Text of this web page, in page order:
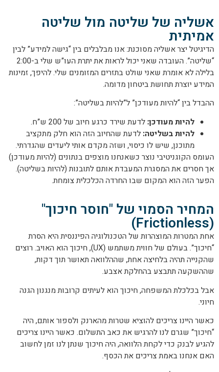
אשליה של שליטה מול שליטה
אמיתית
הדיגיטל יצר אשליה מסוכנת: אנו מבלבלים בין “גישה למידע” לבין
“שליטה”. העובדה שאני יכול לראות את יתרת העו”ש שלי ב-2:00
בלילה לא אומרת שאני שולט בתזרים המזומנים שלי. להיפך, זמינות
המידע יוצרת תחושת ביטחון מדומה.
ההבדל בין “להיות מעודכן” ל”להיות בשליטה”:
להיות מעודכן: לדעת שירד כרגע חיוב של 200 ש”ח.
להיות בשליטה: לדעת שהחיוב הזה הוא חלק מתקציב
מתוכנן, שיש לו כיסוי, ושזה מקדם אותי ליעדים שהגדרתי.
העומס הקוגניטיבי נוצר כשאנחנו מוצפים בנתונים (להיות מעודכן)
אך חסרים את המסגרת המעבדת אותם לתובנות (להיות בשליטה).
הפער הזה הוא המקום שבו החרדה הכלכלית צומחת.
המחיר הסמוי של "חוסר חיכוך"
(Frictionless)
אחת המטרות המוצהרות של הטכנולוגיה הפיננסית היא הסרת
“חיכוך”. בעולם של חווית משתמש (UX), חיכוך הוא האויב. רוצים
שהקנייה תהיה בלחיצה אחת, שההלוואה תאושר תוך דקות,
שההשקעה תתבצע בהחלקת אצבע.
אבל בכלכלת המשפחה, חיכוך הוא לעיתים קרובות מנגנון הגנה
חיוני.
כאשר היינו צריכים להוציא שטרות מהארנק ולספור אותם, היה
“חיכוך” שגרם לנו להרגיש את כאב התשלום. כאשר היינו צריכים
להגיע לבנק כדי לקחת הלוואה, היה חיכוך שנתן לנו זמן לחשוב
האם אנחנו באמת צריכים את הכסף.